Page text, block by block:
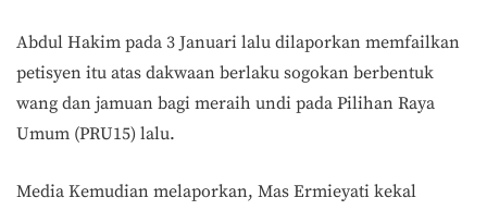
Abdul Hakim pada 3 Januari lalu dilaporkan memfailkan
petisyen itu atas dakwaan berlaku sogokan berbentuk
wang dan jamuan bagi meraih undi pada Pilihan Raya
Umum (PRU15) lalu.
Media Kemudian melaporkan, Mas Ermieyati kekal